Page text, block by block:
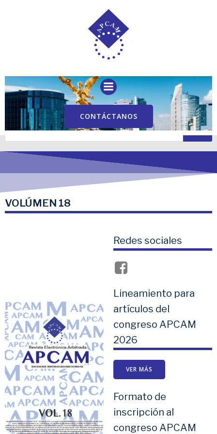
al
contenido
CONTÁCTANOS
VOLÚMEN 18
Redes sociales
Lineamiento para
artículos del
congreso APCAM
2026
VER MÁS
Formato de
inscripción al
congreso APCAM